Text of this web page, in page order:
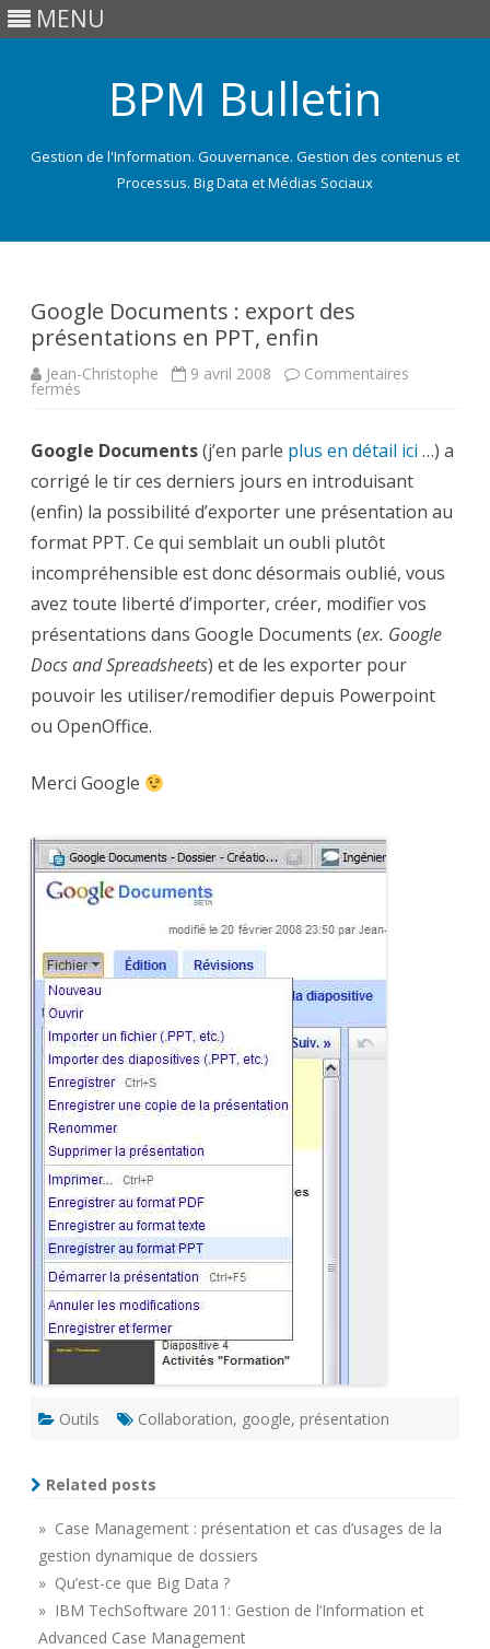
MENU
BPM Bulletin
Gestion de l'Information. Gouvernance. Gestion des contenus et
Processus. Big Data et Médias Sociaux
Google Documents : export des
présentations en PPT, enfin
Jean-Christophe 9 avril 2008 Commentaires
fermés
export
des
présentations
en
PPT,
enfin
Google Documents(j’en parle plus en détail ici …) a
corrigé le tir ces derniers jours en introduisant
(enfin) la possibilité d’exporter une présentation au
format PPT. Ce qui semblait un oubli plutôt
incompréhensible est donc désormais oublié, vous
avez toute liberté d’importer, créer, modifier vos
présentations dans Google Documents (ex. Google
Docs and Spreadsheets) et de les exporter pour
pouvoir les utiliser/remodifier depuis Powerpoint
ou OpenOffice.
Merci Google
Outils Collaboration, google, présentation
Related posts
» Case Management : présentation et cas d’usages de la
gestion dynamique de dossiers
» Qu’est-ce que Big Data ?
» IBM TechSoftware 2011: Gestion de l’Information et
Advanced Case Management